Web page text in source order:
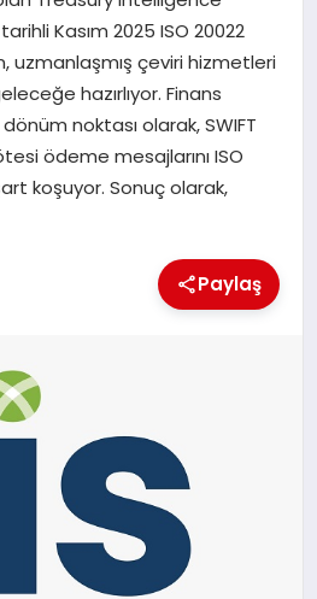
Kasım 2025 ISO 20022
uzmanlaşmış çeviri hizmetleri
hazırlıyor. Finans
noktası olarak, SWIFT
ödeme mesajlarını ISO
koşuyor. Sonuç olarak,
Paylaş